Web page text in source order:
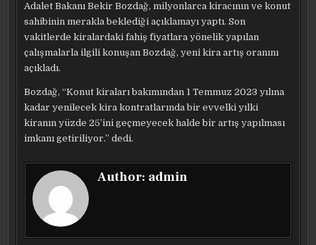
Adalet Bakanı Bekir Bozdağ, milyonlarca kiracının ve konut
sahibinin merakla beklediği açıklamayı yaptı. Son
vakitlerde kiralardaki fahiş fiyatlara yönelik yapılan
çalışmalarla ilgili konuşan Bozdağ, yeni kira artış oranını
açıkladı.
Bozdağ, “Konut kiraları bakımından 1 Temmuz 2023 yılına
kadar yenilecek kira kontratlarında bir evvelki yılki
kiranın yüzde 25’ini geçmeyecek halde bir artış yapılması
imkanı getiriliyor.” dedi.
Author: admin